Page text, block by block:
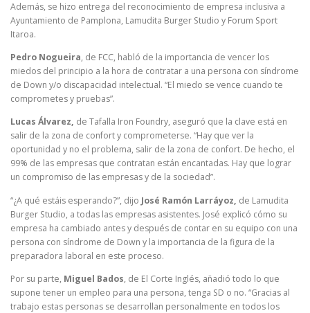
Además, se hizo entrega del reconocimiento de empresa inclusiva a
Ayuntamiento de Pamplona, Lamudita Burger Studio y Forum Sport
Itaroa.
Pedro Nogueira, de FCC, habló de la importancia de vencer los
miedos del principio a la hora de contratar a una persona con síndrome
de Down y/o discapacidad intelectual. “El miedo se vence cuando te
comprometes y pruebas”.
Lucas Álvarez, de Tafalla Iron Foundry, aseguró que la clave está en
salir de la zona de confort y comprometerse. “Hay que ver la
oportunidad y no el problema, salir de la zona de confort. De hecho, el
99% de las empresas que contratan están encantadas. Hay que lograr
un compromiso de las empresas y de la sociedad”.
“¿A qué estáis esperando?”, dijo José Ramón Larráyoz, de Lamudita
Burger Studio, a todas las empresas asistentes. José explicó cómo su
empresa ha cambiado antes y después de contar en su equipo con una
persona con síndrome de Down y la importancia de la figura de la
preparadora laboral en este proceso.
Por su parte, Miguel Bados, de El Corte Inglés, añadió todo lo que
supone tener un empleo para una persona, tenga SD o no. “Gracias al
trabajo estas personas se desarrollan personalmente en todos los